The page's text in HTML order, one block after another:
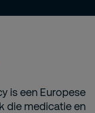
is een Europese
die medicatie en